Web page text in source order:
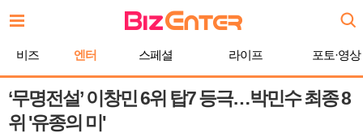
문
비즈 엔터 스페셜 라이프 포토·영상
‘무명전설’ 이창민 6위 탑7 등극…박민수 최종 8
위 '유종의 미'